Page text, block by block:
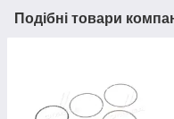
Подібні товари